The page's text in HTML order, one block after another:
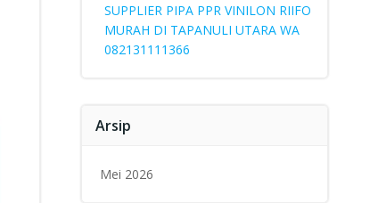
SUPPLIER PIPA PPR VINILON RIIFO
MURAH DI TAPANULI UTARA WA
082131111366
Arsip
Mei 2026